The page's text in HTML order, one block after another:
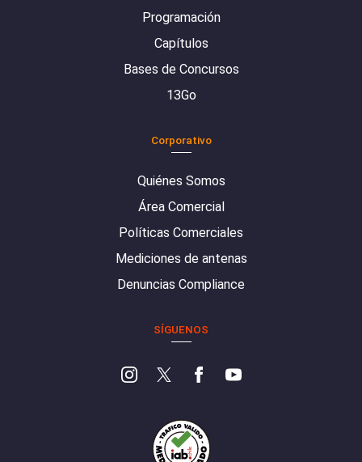
Programación
Capítulos
Bases de Concursos
13Go
Corporativo
Quiénes Somos
Área Comercial
Políticas Comerciales
Mediciones de antenas
Denuncias Compliance
SÍGUENOS